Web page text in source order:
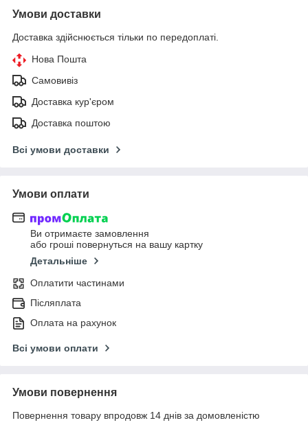
Умови доставки
Доставка здійснюється тільки по передоплаті.
Нова Пошта
Самовивіз
Доставка кур'єром
Доставка поштою
Всі умови доставки
Умови оплати
Ви отримаєте замовлення
або гроші повернуться на вашу картку
Детальніше
Оплатити частинами
Післяплата
Оплата на рахунок
Всі умови оплати
Умови повернення
Повернення товару впродовж 14 днів за домовленістю